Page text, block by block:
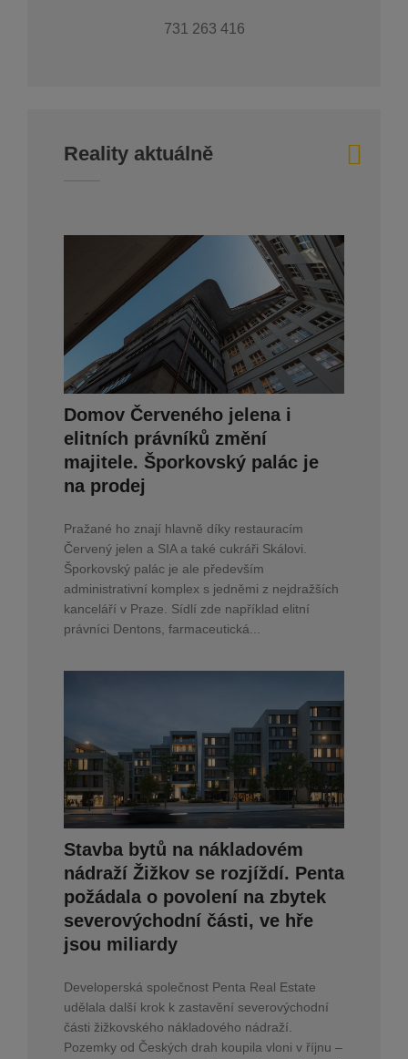
731 263 416
Reality aktuálně
Domov Červeného jelena i
elitních právníků změní
majitele. Šporkovský palác je
na prodej
Pražané ho znají hlavně díky restauracím
Červený jelen a SIA a také cukráři Skálovi.
Šporkovský palác je ale především
administrativní komplex s jedněmi z nejdražších
kanceláří v Praze. Sídlí zde například elitní
právníci Dentons, farmaceutická...
Stavba bytů na nákladovém
nádraží Žižkov se rozjíždí. Penta
požádala o povolení na zbytek
severovýchodní části, ve hře
jsou miliardy
Developerská společnost Penta Real Estate
udělala další krok k zastavění severovýchodní
části žižkovského nákladového nádraží.
Pozemky od Českých drah koupila vloni v říjnu –